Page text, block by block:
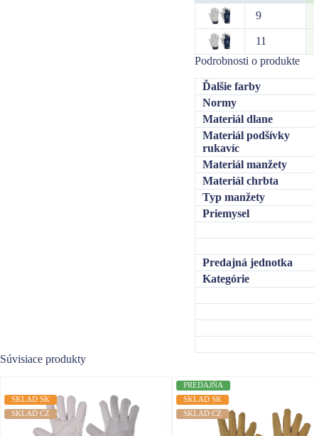
9
11
Podrobnosti o produkte
Ďalšie farby
Normy
Materiál dlane
Materiál podšívky
rukavíc
Materiál manžety
Materiál chrbta
Typ manžety
Priemysel
Predajná jednotka
Kategórie
Súvisiace produkty
SKLAD SK
SKLAD CZ
PREDAJŇA
SKLAD SK
SKLAD CZ